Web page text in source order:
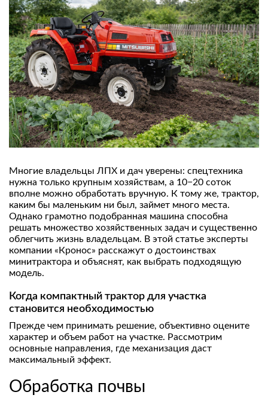
Многие владельцы ЛПХ и дач уверены: спецтехника
нужна только крупным хозяйствам, а 10−20 соток
вполне можно обработать вручную. К тому же, трактор,
каким бы маленьким ни был, займет много места.
Однако грамотно подобранная машина способна
решать множество хозяйственных задач и существенно
облегчить жизнь владельцам. В этой статье эксперты
компании «Кронос» расскажут о достоинствах
минитрактора и объяснят, как выбрать подходящую
модель.
Когда компактный трактор для участка
становится необходимостью
Прежде чем принимать решение, объективно оцените
характер и объем работ на участке. Рассмотрим
основные направления, где механизация даст
максимальный эффект.
Обработка почвы